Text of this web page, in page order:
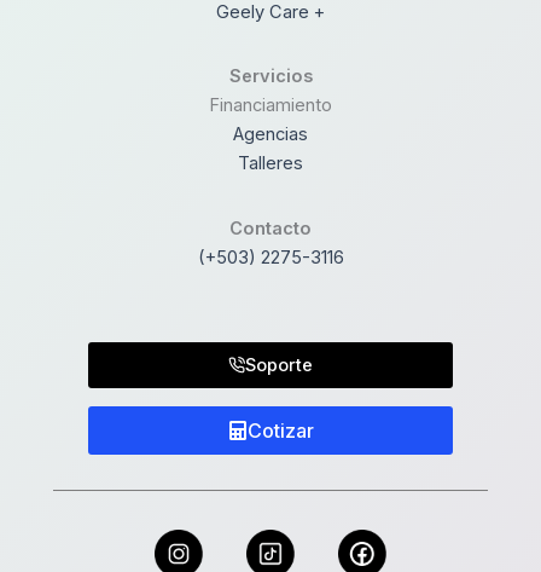
Geely Care +
Servicios
Financiamiento
Agencias
Talleres
Contacto
(+503) 2275-3116
Soporte
Cotizar